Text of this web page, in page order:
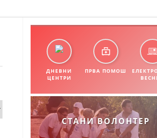
ДНЕВНИ
ЦЕНТРИ
ПРВА ПОМОШ
СТАНИ ВОЛОНТЕР